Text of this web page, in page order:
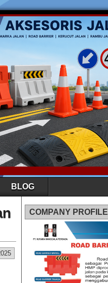
BLOG
COMPANY PROFILE